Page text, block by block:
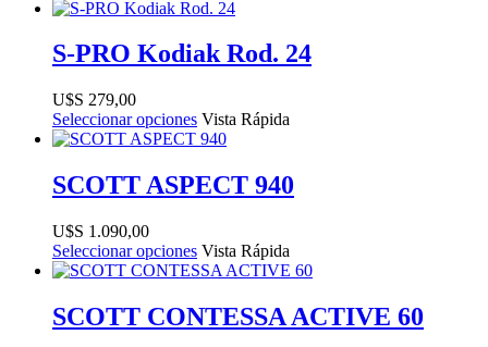
S-PRO Kodiak Rod. 24
$
279,00
Seleccionar opciones Vista Rápida
SCOTT ASPECT 940
$
1.090,00
Seleccionar opciones Vista Rápida
SCOTT CONTESSA ACTIVE 60